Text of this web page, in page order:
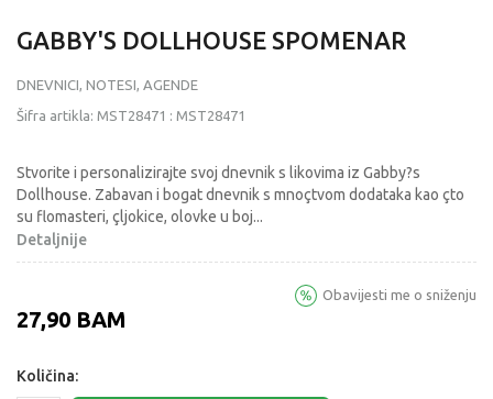
GABBY'S DOLLHOUSE SPOMENAR
DNEVNICI, NOTESI, AGENDE
Šifra artikla: MST28471 : MST28471
Stvorite i personalizirajte svoj dnevnik s likovima iz Gabby?s
Dollhouse. Zabavan i bogat dnevnik s mnoçtvom dodataka kao çto
su flomasteri, çljokice, olovke u boj...
Detaljnije
27,90 BAM
Obavijesti me o sniženju
Količina: